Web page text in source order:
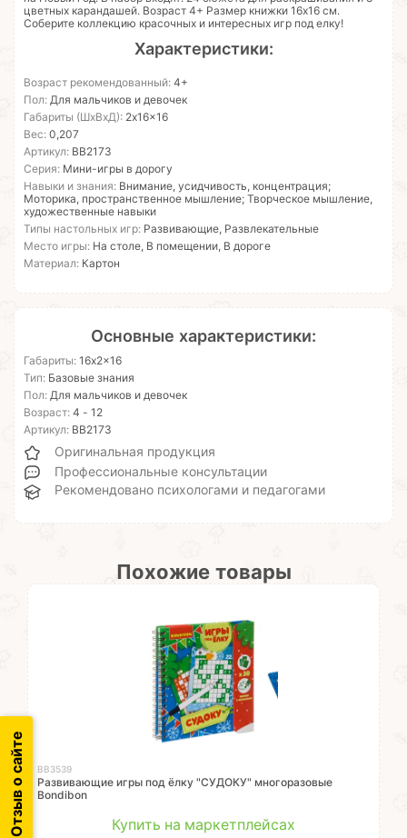
цветных карандашей. Возраст 4+ Размер книжки 16х16 см.
Соберите коллекцию красочных и интересных игр под елку!
Характеристики:
Возраст рекомендованный: 4+
Пол: Для мальчиков и девочек
Габариты (ШхВхД): 2x16x16
Вес: 0,207
Артикул: ВВ2173
Серия: Мини-игры в дорогу
Навыки и знания: Внимание, усидчивость, концентрация;
Моторика, пространственное мышление; Творческое мышление,
художественные навыки
Типы настольных игр: Развивающие, Развлекательные
Место игры: На столе, В помещении, В дороге
Материал: Картон
Основные характеристики:
Габариты: 16x2x16
Тип: Базовые знания
Пол: Для мальчиков и девочек
Возраст: 4 - 12
Артикул: ВВ2173
Оригинальная продукция
Профессиональные консультации
Рекомендовано психологами и педагогами
Похожие товары
ВВ3539
Развивающие игры под ёлку "СУДОКУ" многоразовые
Bondibon
Купить на маркетплейсах
Отзыв о сайте